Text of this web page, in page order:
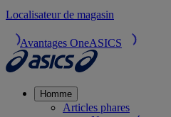
Localisateur de magasin
Avantages OneASICS
Homme
Articles phares